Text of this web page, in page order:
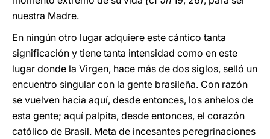
nuestra Madre.
En ningún otro lugar adquiere este cántico tanta
significación y tiene tanta intensidad como en este
lugar donde la Virgen, hace más de dos siglos, selló un
encuentro singular con la gente brasileña. Con razón
se vuelven hacia aquí, desde entonces, los anhelos de
esta gente; aquí palpita, desde entonces, el corazón
católico de Brasil. Meta de incesantes peregrinaciones